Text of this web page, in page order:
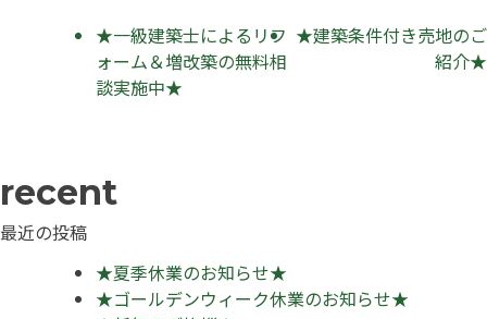
投
稿
ゲ
シ
★一級建築士によるリフ
ォーム＆増改築の無料相
談実施中★
★建築条件付き売地のご
紹介★
最近の投稿
★夏季休業のお知らせ★
★ゴールデンウィーク休業のお知らせ★